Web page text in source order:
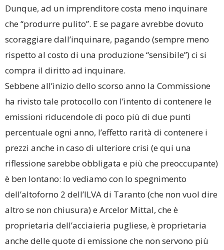
Dunque, ad un imprenditore costa meno inquinare
che “produrre pulito”. E se pagare avrebbe dovuto
scoraggiare dall’inquinare, pagando (sempre meno
rispetto al costo di una produzione “sensibile”) ci si
compra il diritto ad inquinare.
Sebbene all’inizio dello scorso anno la Commissione
ha rivisto tale protocollo con l’intento di contenere le
emissioni riducendole di poco più di due punti
percentuale ogni anno, l’effetto rarità di contenere i
prezzi anche in caso di ulteriore crisi (e qui una
riflessione sarebbe obbligata e più che preoccupante)
è ben lontano: lo vediamo con lo spegnimento
dell’altoforno 2 dell’ILVA di Taranto (che non vuol dire
altro se non chiusura) e Arcelor Mittal, che è
proprietaria dell’acciaieria pugliese, è proprietaria
anche delle quote di emissione che non servono più